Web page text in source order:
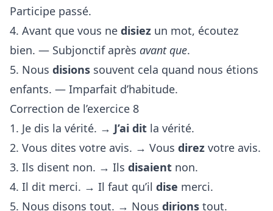
Participe passé.
4. Avant que vous ne disiez un mot, écoutez
bien. — Subjonctif après avant que.
5. Nous disions souvent cela quand nous étions
enfants. — Imparfait d’habitude.
Correction de l’exercice 8
1. Je dis la vérité. → J’ai dit la vérité.
2. Vous dites votre avis. → Vous direz votre avis.
3. Ils disent non. → Ils disaient non.
4. Il dit merci. → Il faut qu’il dise merci.
5. Nous disons tout. → Nous dirions tout.